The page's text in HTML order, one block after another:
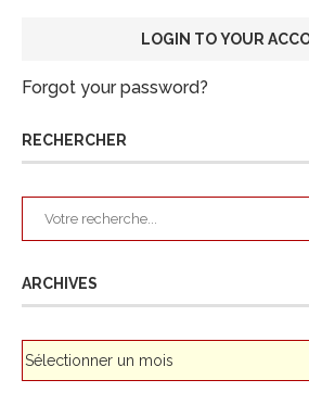
Forgot your password?
RECHERCHER
ARCHIVES